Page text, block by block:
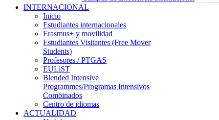
INTERNACIONAL
Inicio
Estudiantes internacionales
Erasmus+ y movilidad
Estudiantes Visitantes (Free Mover
Students)
Profesores / PTGAS
EULiST
Blended Intensive
Programmes/Programas Intensivos
Combinados
Centro de idiomas
ACTUALIDAD